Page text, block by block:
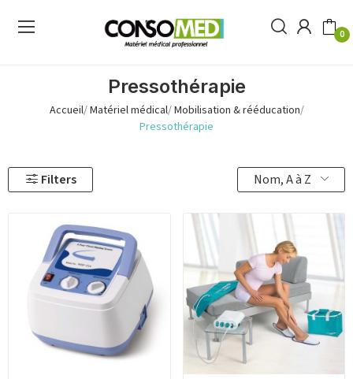
0
Pressothérapie
Accueil Matériel médical Mobilisation & rééducation
Pressothérapie
Filters Nom, A à Z